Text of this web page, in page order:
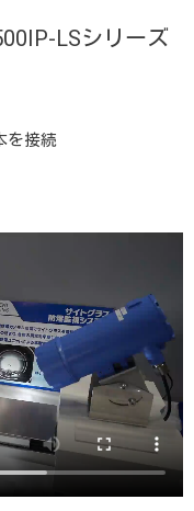
LSシリーズ
を接続